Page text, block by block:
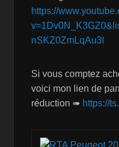
https://
nSKZ0ZmLqAu3l
Si vous comptez
voici mon lien de
réduction ➠ https://